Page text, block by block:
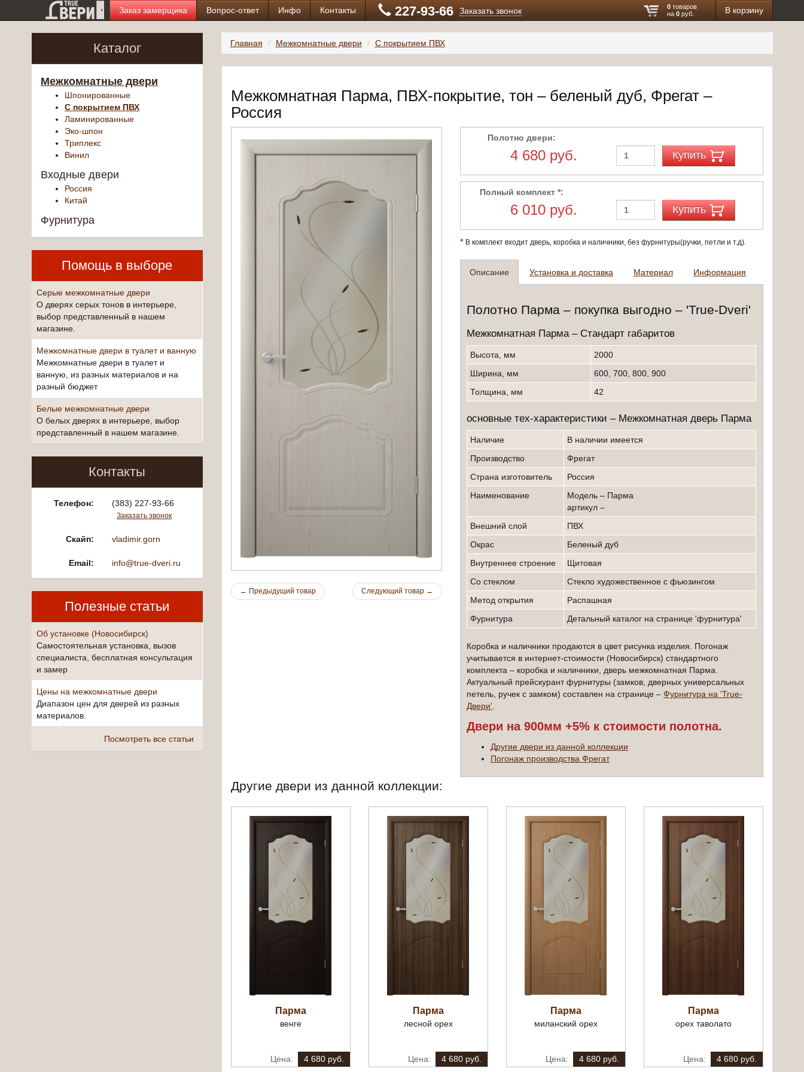
Заказ замерщика Вопрос-ответ Инфо Контакты 227-93-66 Заказать звонок 0 товаров
на 0 руб. В корзину
Каталог
Межкомнатные двери
Шпонированные
С покрытием ПВХ
Ламинированные
Эко-шпон
Триплекс
Винил
Входные двери
Россия
Китай
Фурнитура
Помощь в выборе
Серые межкомнатные двери
О дверях серых тонов в интерьере,
выбор представленный в нашем
магазине.
Межкомнатные двери в туалет и ванную
Межкомнатные двери в туалет и
ванную, из разных материалов и на
разный бюджет
Белые межкомнатные двери
О белых дверях в интерьере, выбор
представленный в нашем магазине.
Контакты
Телефон: (383) 227-93-66
Заказать звонок
Скайп: vladimir.gorn
Email: info@true-dveri.ru
Полезные статьи
Об установке (Новосибирск)
Самостоятельная установка, вызов
специалиста, бесплатная консультация
и замер
Цены на межкомнатные двери
Диапазон цен для дверей из разных
материалов.
Посмотреть все статьи
Главная Межкомнатные двери С покрытием ПВХ
Межкомнатная Парма, ПВХ-покрытие, тон – беленый дуб, Фрегат –
Россия
← Предыдущий товар Следующий товар →
Полотно двери:
4 680 руб. Купить
Полный комплект*:
6 010 руб. Купить
* В комплект входит дверь, коробка и наличники, без фурнитуры(ручки, петли и т.д).
Описание Установка и доставка Материал Информация
Полотно Парма – покупка выгодно – 'True-Dveri'
Межкомнатная Парма – Cтандарт габаритов
Высота, мм
2000
Ширина, мм
600, 700, 800, 900
Толщина, мм
42
основные тех-характеристики – Межкомнатная дверь Парма
Наличие
в наличии имеется
производство
Фрегат
страна изготовитель
Россия
Наименование
модель – Парма
артикул –
Внешний слой
ПВХ
Окрас
беленый дуб
внутреннее строение
Щитовая
со стеклом
стекло художественное с фьюзингом
метод открытия
Распашная
Фурнитура
детальный каталог на странице 'фурнитура'
Коробка и наличники продаются в цвет рисунка изделия. Погонаж
учитывается в интернет-стоимости (Новосибирск) стандартного
комплекта – коробка и наличники, дверь межкомнатная Парма.
Актуальный прейскурант фурнитуры (замков, дверных универсальных
петель, ручек с замком) составлен на странице –Фурнитура на 'True-
Двери'
Двери на 900мм +5% к стоимости полотна.
Другие двери из данной коллекции
Погонаж производства Фрегат
Другие двери из данной коллекции:
Парма
венге
4 680 руб.
Парма
лесной орех
4 680 руб.
Парма
миланский орех
4 680 руб.
Парма
орех таволато
4 680 руб.